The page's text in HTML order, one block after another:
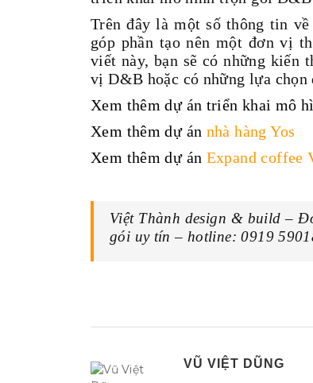
Trên đây là một số thông tin
góp phần tạo nên một đơn vị
viết này, bạn sẽ có những kiến
vị D&B hoặc có những lựa
Xem thêm dự án triển khai mô
Xem thêm dự án nhà hàng Yos
Xem thêm dự án Expand coffee
Việt Thành design & build –
gói uy tín – hotline: 0919
VŨ VIỆT DŨNG